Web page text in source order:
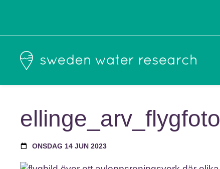
ellinge_arv_flygfoto
ONSDAG 14 JUN 2023